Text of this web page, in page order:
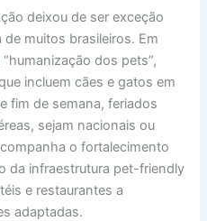
deixou de ser exceção
muitos brasileiros. Em
dos pets”,
incluem cães e gatos em
fim de semana, feriados
sejam nacionais ou
o fortalecimento
da infraestrutura pet-friendly
e restaurantes a
adaptadas.